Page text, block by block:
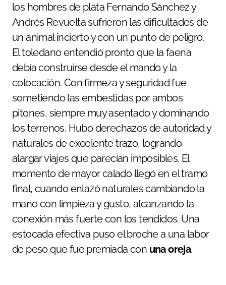
los hombres de plata Fernando Sánchez y
Andrés Revuelta sufrieron las dificultades de
un animal incierto y con un punto de peligro.
El toledano entendió pronto que la faena
debía construirse desde el mando y la
colocación. Con firmeza y seguridad fue
sometiendo las embestidas por ambos
pitones, siempre muy asentado y dominando
los terrenos. Hubo derechazos de autoridad y
naturales de excelente trazo, logrando
alargar viajes que parecían imposibles. El
momento de mayor calado llegó en el tramo
final, cuando enlazó naturales cambiando la
mano con limpieza y gusto, alcanzando la
conexión más fuerte con los tendidos. Una
estocada efectiva puso el broche a una labor
de peso que fue premiada con una oreja.